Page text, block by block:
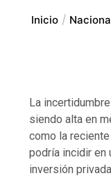
Inicio
La
siendo alta en
como la
podría incidir en
inversión